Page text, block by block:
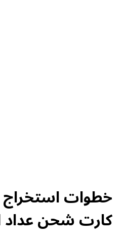
خطوات استخراج
كارت شحن عداد